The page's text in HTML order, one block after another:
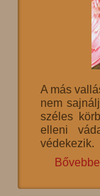
A más
nem
széles
elleni
védekezik.